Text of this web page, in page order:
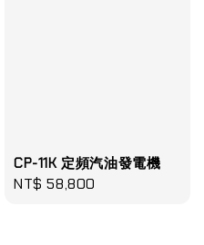
CP-11K 定頻汽油發電機
Regular
NT$ 58,800